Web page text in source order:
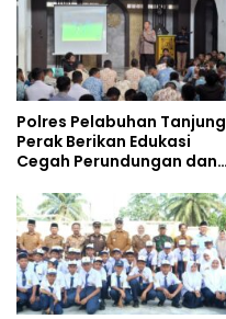
Polres Pelabuhan Tanjung
Perak Berikan Edukasi
Cegah Perundungan dan
kepada Pelajar MPLS